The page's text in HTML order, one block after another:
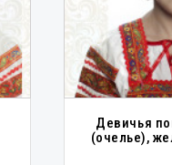
Девичья
(очелье),